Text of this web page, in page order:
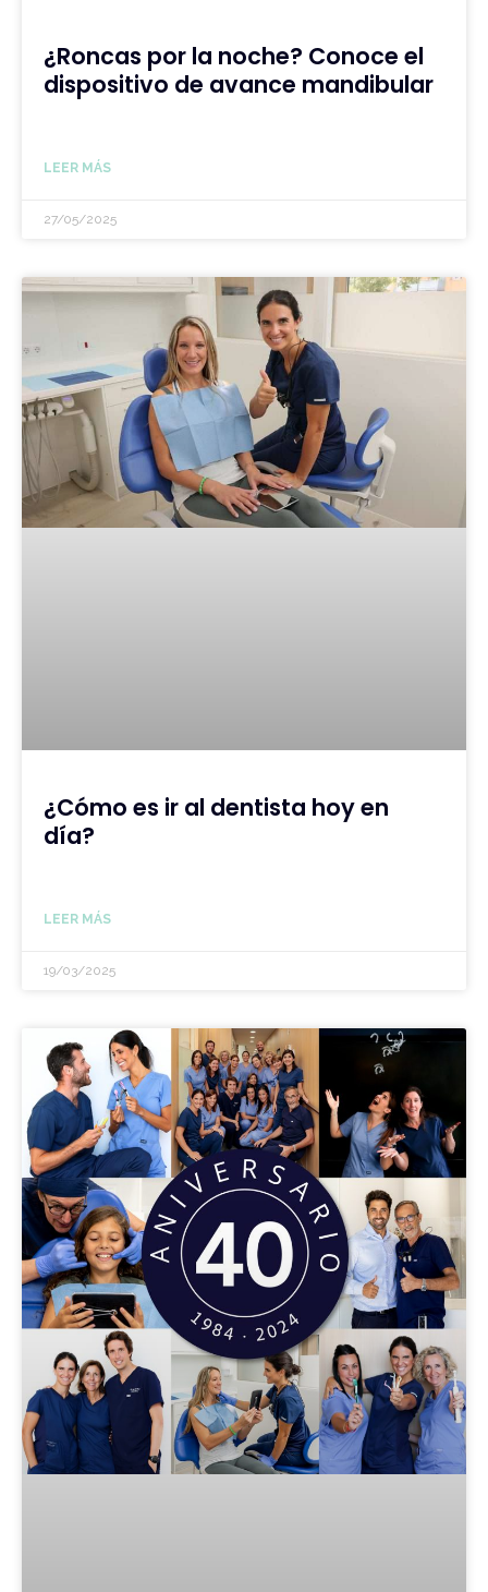
¿Roncas por la noche? Conoce el
dispositivo de avance mandibular
LEER MÁS
27/05/2025
¿Cómo es ir al dentista hoy en
día?
LEER MÁS
19/03/2025